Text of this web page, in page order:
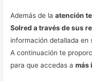
Además de laatención
Solred a través de sus
información detallada
A continuación te
para que accedas amás